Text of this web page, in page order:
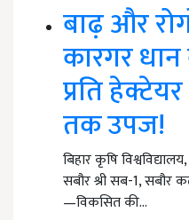
बाढ़ और
कारगर
प्रति
तक उपज!
बिहार कृषि
सबौर श्री सब-1, सबौर
—विकसित की…